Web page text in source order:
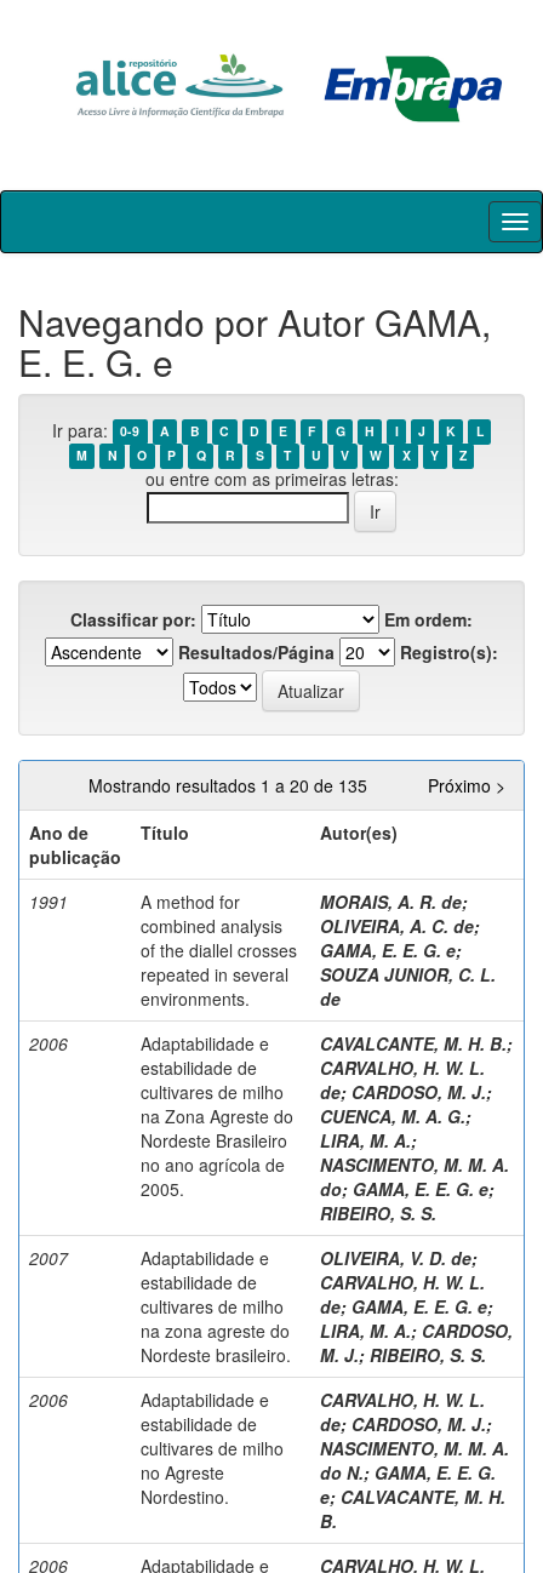
Skip
Navegando por Autor GAMA,
E. E. G. e
Ir para: 0-9 A B C D E F G H I J K
L
M
N O P Q R S T U V W X Y Z
ou entre com as primeiras letras:
Classificar por:
Em ordem:
Resultados/Página
Registro(s):
Mostrando resultados 1 a 20 de 135
Próximo >
Ano de
publicação
Título Autor(es)
1991
A method for
combined analysis
of the diallel crosses
repeated in several
environments.
MORAIS, A. R. de;
OLIVEIRA, A. C. de;
GAMA, E. E. G. e;
SOUZA JUNIOR, C. L.
de
2006
Adaptabilidade e
estabilidade de
cultivares de milho
na Zona Agreste do
Nordeste Brasileiro
no ano agrícola de
2005.
CAVALCANTE, M. H. B.;
CARVALHO, H. W. L.
de; CARDOSO, M. J.;
CUENCA, M. A. G.;
LIRA, M. A.;
NASCIMENTO, M. M. A.
do; GAMA, E. E. G. e;
RIBEIRO, S. S.
2007
Adaptabilidade e
estabilidade de
cultivares de milho
na zona agreste do
Nordeste brasileiro.
OLIVEIRA, V. D. de;
CARVALHO, H. W. L.
de; GAMA, E. E. G. e;
LIRA, M. A.; CARDOSO,
M. J.; RIBEIRO, S. S.
2006
Adaptabilidade e
estabilidade de
cultivares de milho
no Agreste
Nordestino.
CARVALHO, H. W. L.
de; CARDOSO, M. J.;
NASCIMENTO, M. M. A.
do N.; GAMA, E. E. G.
e; CALVACANTE, M. H.
B.
2006
Adaptabilidade e
CARVALHO, H. W. L.